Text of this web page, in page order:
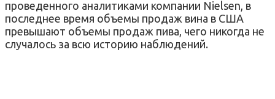
проведенного аналитиками компании Nielsen, в
последнее время объемы продаж вина в США
превышают объемы продаж пива, чего никогда не
случалось за всю историю наблюдений.